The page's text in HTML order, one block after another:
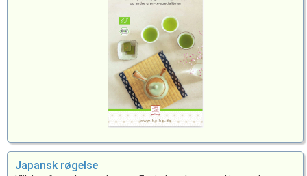
Japansk røgelse